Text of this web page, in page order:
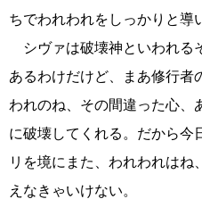
ちでわれわれをしっかりと導
シヴァは破壊神といわれる
あるわけだけど、まあ修行者
われのね、その間違った心、
に破壊してくれる。だから今
リを境にまた、われわれは
えなきゃいけない。